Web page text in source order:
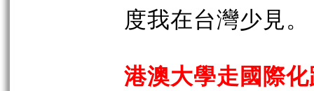
度我在台灣少見。
港澳大學走國際